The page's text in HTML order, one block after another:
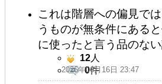
これは階層への偏見で
うものが無条件にある
に使ったと言う品のない
2026年06月16日 23:47
12人
0件